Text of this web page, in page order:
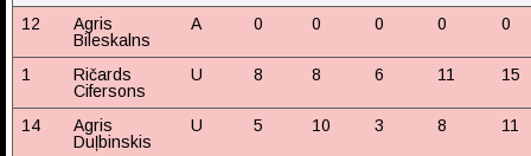
12
Agris
Bileskalns
A 0 0 0 0 0
1
Ričards
Cifersons
U 8 8 6 11 15
14
Agris
Duļbinskis
U 5 10 3 8 11